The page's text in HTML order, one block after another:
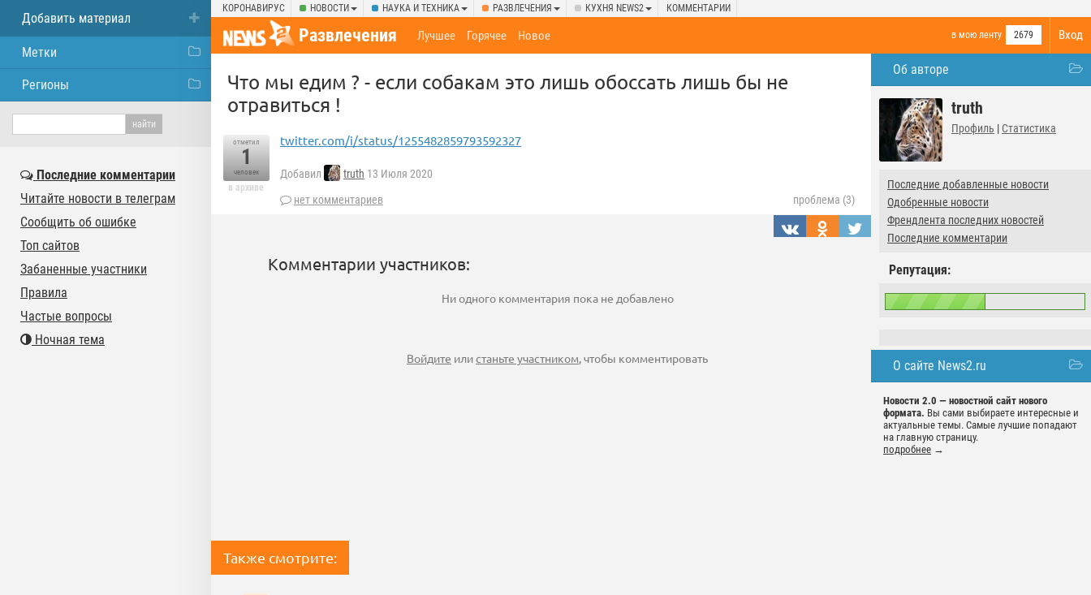
КОРОНАВИРУС НОВОСТИ НАУКА И ТЕХНИКА РАЗВЛЕЧЕНИЯ КУХНЯ NEWS2 КОММЕНТАРИИ
Вход
Развлечения в мою ленту 2679
Лучшее Горячее Новое
Об авторе
truth
Профиль | Статистика
Последние добавленные новости
Одобренные новости
Френдлента последних новостей
Последние комментарии
Репутация:
О сайте News2.ru
Новости 2.0 — новостной сайт нового
формата. Вы сами выбираете интересные и
актуальные темы. Самые лучшие попадают
на главную страницу.
подробнее →
Что мы едим ? - если собакам это лишь обоссать лишь бы не
отравиться !
отметил
1
человек
в архиве
twitter.com/i/status/1255482859793592327
Добавил truth 13 Июля 2020
нет комментариев
проблема (3)
Комментарии участников:
Ни одного комментария пока не добавлено
Войдите илистаньте участником, чтобы комментировать
Также смотрите:
Добавить материал
Метки
Регионы
Последние комментарии
Читайте новости в телеграм
Сообщить об ошибке
Топ сайтов
Забаненные участники
Правила
Частые вопросы
Ночная тема